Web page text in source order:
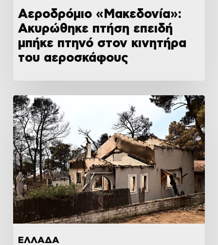
Αεροδρόμιο «Μακεδονία»:
Ακυρώθηκε πτήση επειδή
μπήκε πτηνό στον κινητήρα
του αεροσκάφους
ΕΛΛΑΔΑ